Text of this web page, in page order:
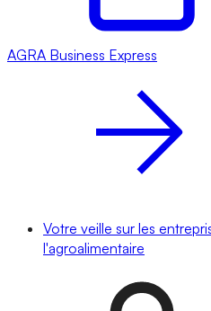
AGRA Business Express
Votre veille sur les
l'agroalimentaire